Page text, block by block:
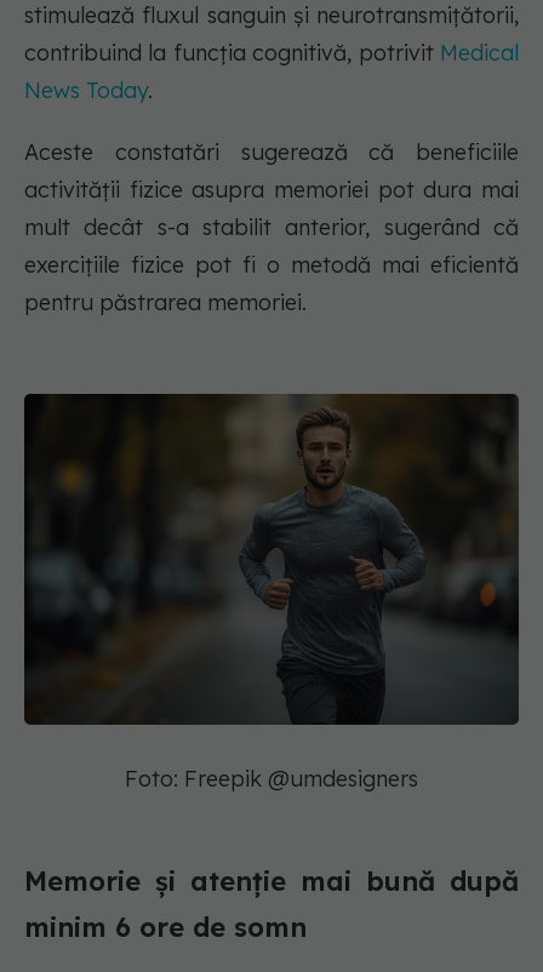
stimulează fluxul sanguin și neurotransmițătorii,
contribuind la funcția cognitivă, potrivit Medical
News Today.
Aceste constatări sugerează că beneficiile
activității fizice asupra memoriei pot dura mai
mult decât s-a stabilit anterior, sugerând că
exercițiile fizice pot fi o metodă mai eficientă
pentru păstrarea memoriei.
Foto: Freepik @umdesigners
Memorie și atenție mai bună după
minim 6 ore de somn